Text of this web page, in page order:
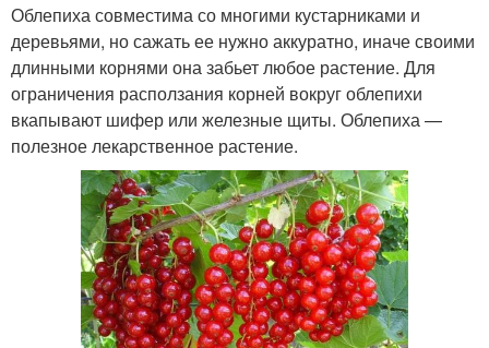
Облепиха совместима со многими кустарниками и
деревьями, но сажать ее нужно аккуратно, иначе своими
длинными корнями она забьет любое растение. Для
ограничения расползания корней вокруг облепихи
вкапывают шифер или железные щиты. Облепиха —
полезное лекарственное растение.